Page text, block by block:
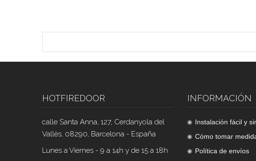
HOTFIREDOOR
calle Santa Anna, 127, Cerdanyola del
Vallès, 08290, Barcelona - España
Lunes a Viernes - 9 a 14h y de 15 a 18h
INFORMACIÓN
Instalación fácil y
Cómo tomar
Política de envíos